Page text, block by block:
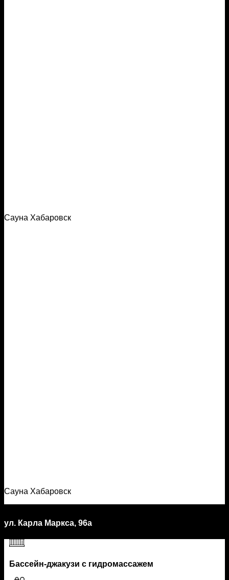
Сауна Хабаровск
Сауна Хабаровск
ул. Карла Маркса, 96а
Бассейн-джакузи с гидромассажем